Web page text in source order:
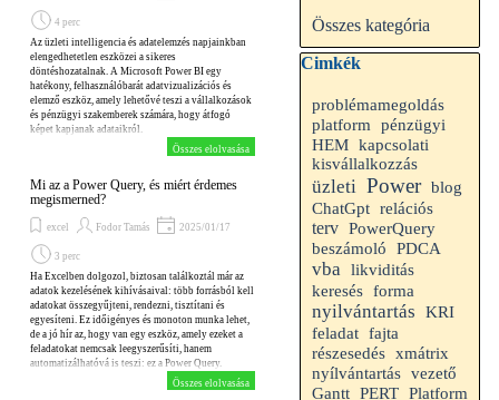
4 perc
Az üzleti intelligencia és adatelemzés napjainkban
elengedhetetlen eszközei a sikeres
döntéshozatalnak. A Microsoft Power BI egy
hatékony, felhasználóbarát adatvizualizációs és
elemző eszköz, amely lehetővé teszi a vállalkozások
és pénzügyi szakemberek számára, hogy átfogó
képet kapjanak adataikról.
Összes elolvasása
Mi az a Power Query, és miért érdemes
megismerned?
excel Fodor Tamás 2025/01/17
3 perc
Ha Excelben dolgozol, biztosan találkoztál már az
adatok kezelésének kihívásaival: több forrásból kell
adatokat összegyűjteni, rendezni, tisztítani és
egyesíteni. Ez időigényes és monoton munka lehet,
de a jó hír az, hogy van egy eszköz, amely ezeket a
feladatokat nemcsak leegyszerűsíti, hanem
automatizálhatóvá is teszi: ez a Power Query.
Összes elolvasása
Összes kategória
Kihagy blokk Cimkék
Cimkék
problémamegoldás
platform
pénzügyi
HEM kapcsolati
kisvállalkozzás
üzleti Power blog
ChatGpt relációs
terv PowerQuery
beszámoló PDCA
vba likviditás
keresés forma
nyilvántartás
KRI
feladat fajta
részesedés xmátrix
nyílvántartás vezető
Gantt PERT Platform